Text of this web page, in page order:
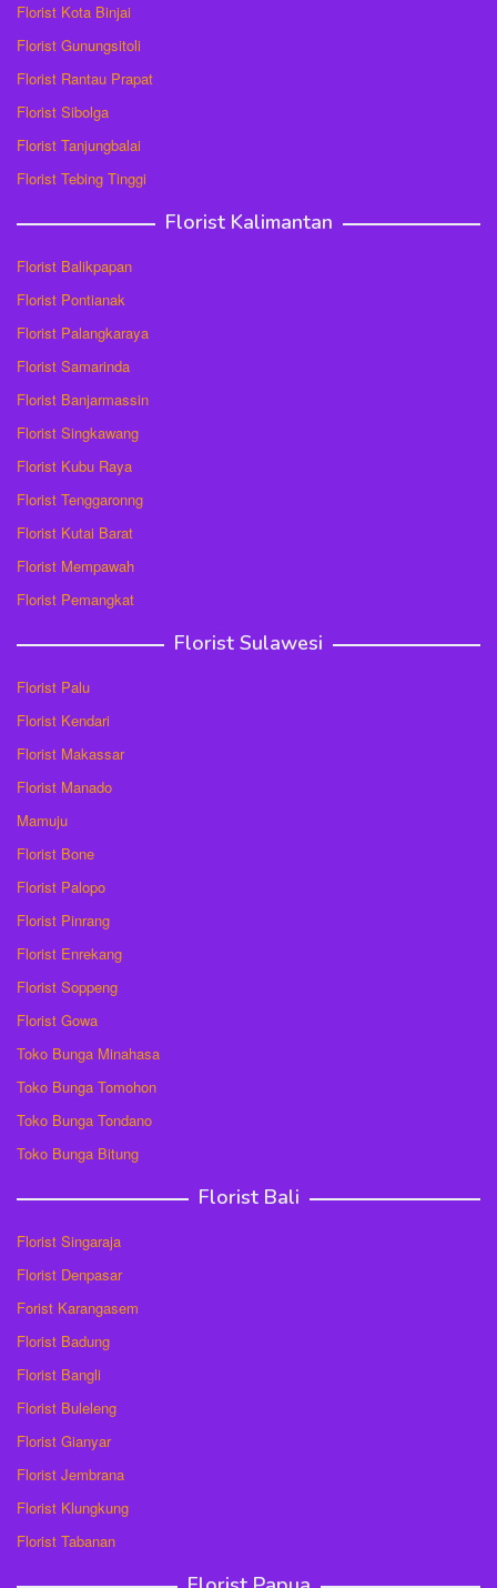
Florist Kota Binjai
Florist Gunungsitoli
Florist Rantau Prapat
Florist Sibolga
Florist Tanjungbalai
Florist Tebing Tinggi
Florist Kalimantan
Florist Balikpapan
Florist Pontianak
Florist Palangkaraya
Florist Samarinda
Florist Banjarmassin
Florist Singkawang
Florist Kubu Raya
Florist Tenggaronng
Florist Kutai Barat
Florist Mempawah
Florist Pemangkat
Florist Sulawesi
Florist Palu
Florist Kendari
Florist Makassar
Florist Manado
Mamuju
Florist Bone
Florist Palopo
Florist Pinrang
Florist Enrekang
Florist Soppeng
Florist Gowa
Toko Bunga Minahasa
Toko Bunga Tomohon
Toko Bunga Tondano
Toko Bunga Bitung
Florist Bali
Florist Singaraja
Florist Denpasar
Forist Karangasem
Florist Badung
Florist Bangli
Florist Buleleng
Florist Gianyar
Florist Jembrana
Florist Klungkung
Florist Tabanan